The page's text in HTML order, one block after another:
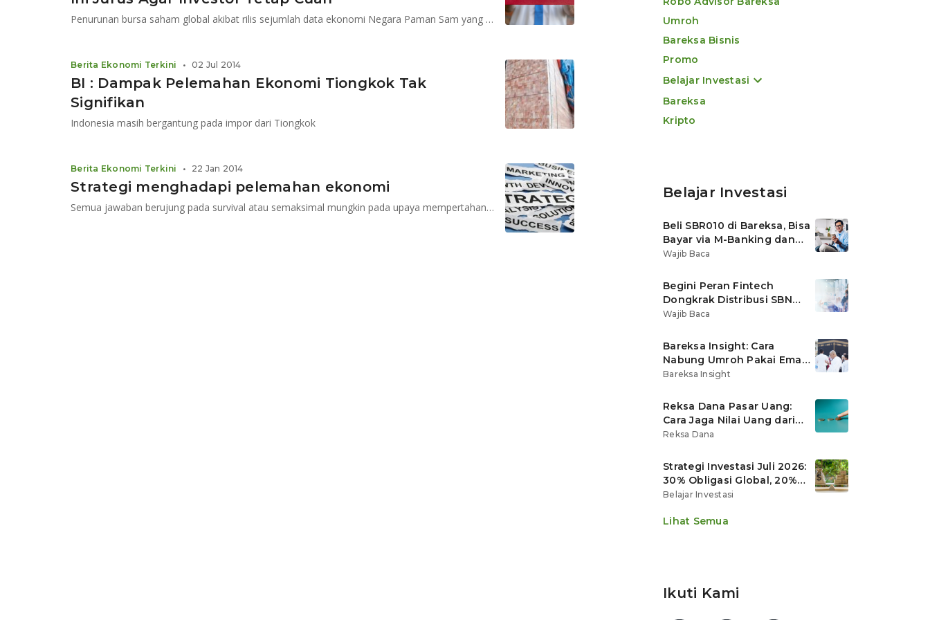
Penurunan bursa saham global akibat rilis sejumlah data ekonomi Negara Paman Sam yang menunjukkan pelemahan
BI : Dampak Pelemahan Ekonomi Tiongkok Tak
Signifikan
Indonesia masih bergantung pada impor dari Tiongkok
Berita Ekonomi Terkini • 02 Jul 2014
Strategi menghadapi pelemahan ekonomi
Semua jawaban berujung pada survival atau semaksimal mungkin pada upaya mempertahankan pangsa pasar
Berita Ekonomi Terkini • 22 Jan 2014
Umroh
Bareksa Bisnis
Promo
Belajar Investasi
Bareksa
Kripto
Belajar Investasi
Beli SBR010 di Bareksa, Bisa
Bayar via M-Banking dan
OVO di Tokopedia
Wajib Baca
Begini Peran Fintech
Dongkrak Distribusi SBN
Ritel
Wajib Baca
Bareksa Insight: Cara
Nabung Umroh Pakai Emas
Digital agar Nilainya
Bareksa Insight
Reksa Dana Pasar Uang:
Cara Jaga Nilai Uang dari
Gerusan Inflasi
Reksa Dana
Strategi Investasi Juli 2026:
30% Obligasi Global, 20%
Emas, Saham Ekspor Jadi
Belajar Investasi
Lihat Semua
Ikuti Kami